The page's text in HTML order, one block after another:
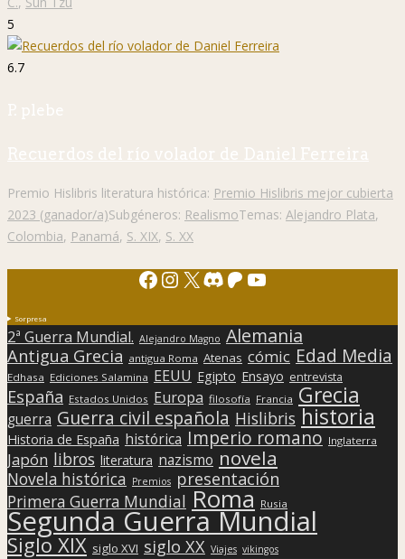
5
6.7
P. plebe
Recuerdos del río volador de Daniel Ferreira
Premio Hislibris literatura histórica: Premio Hislibris mejor cubierta
2023 (ganador/a)Subgéneros: RealismoTemas: Alejandro Plata,
Colombia, Panamá, S. XIX, S. XX
Facebook
Instagram
X Discord
Patreon
YouTube
Sorpresa
2ª Guerra Mundial. Alejandro Magno Alemania
Antigua Grecia antigua Roma Atenas cómic Edad Media
Edhasa Ediciones Salamina EEUU Egipto Ensayo entrevista
España Estados Unidos Europa filosofía Francia Grecia
guerra Guerra civil española Hislibris historia
Historia de España histórica Imperio romano Inglaterra
Japón libros literatura nazismo novela
Novela histórica Premios presentación
Primera Guerra Mundial Roma Rusia
Segunda Guerra Mundial
Siglo XIX siglo XVI siglo XX Viajes vikingos